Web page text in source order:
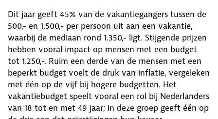
Dit jaar geeft 45% van de vakantiegangers tussen de
500,- en 1.500,- per persoon uit aan een vakantie,
waarbij de mediaan rond 1.350,- ligt. Stijgende prijzen
hebben vooral impact op mensen met een budget
tot 1.250,-. Ruim een derde van de mensen met een
beperkt budget voelt de druk van inflatie, vergeleken
met één op de vijf bij hogere budgetten. Het
vakantiebudget speelt vooral een rol bij Nederlanders
van 18 tot en met 49 jaar; in deze groep geeft één op